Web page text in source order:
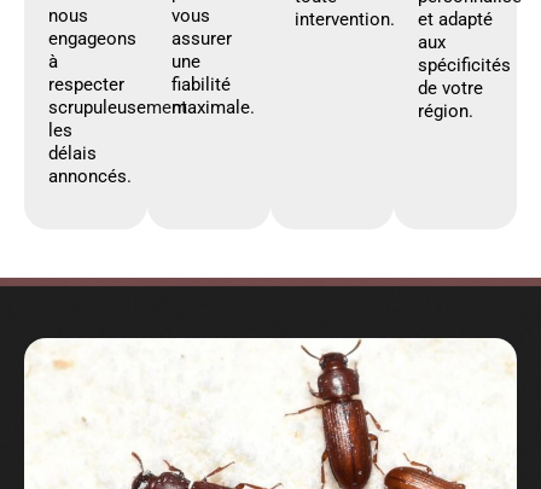
nous
engageons
à
respecter
scrupuleusement
les
délais
annoncés.
vous
assurer
une
fiabilité
maximale.
intervention.
et adapté
aux
spécificités
de votre
région.